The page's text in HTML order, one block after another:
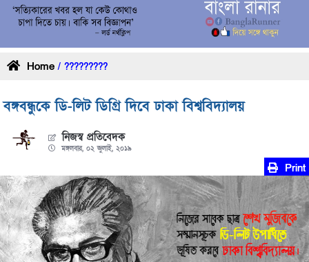
Home / ?????????
বঙ্গবন্ধুকে ডি-লিট ডিগ্রি দিবে ঢাকা বিশ্ববিদ্যালয়
নিজস্ব প্রতিবেদক
মঙ্গলবার, ০২ জুলাই, ২০১৯
Print